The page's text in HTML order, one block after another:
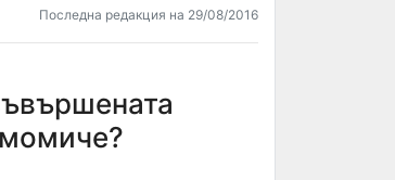
Последна редакция на 29/08/2016